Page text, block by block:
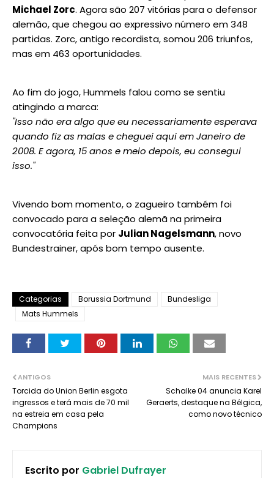
Michael Zorc. Agora são 207 vitórias para o defensor
alemão, que chegou ao expressivo número em 348
partidas. Zorc, antigo recordista, somou 206 triunfos,
mas em 463 oportunidades.
Ao fim do jogo, Hummels falou como se sentiu
atingindo a marca:
"Isso não era algo que eu necessariamente esperava
quando fiz as malas e cheguei aqui em Janeiro de
2008. E agora, 15 anos e meio depois, eu consegui
isso."
Vivendo bom momento, o zagueiro também foi
convocado para a seleção alemã na primeira
convocatória feita por Julian Nagelsmann, novo
Bundestrainer, após bom tempo ausente.
Categorias Borussia Dortmund
Bundesliga
Mats Hummels
MAIS RECENTES
Schalke 04 anuncia Karel
Geraerts, destaque na Bélgica,
como novo técnico
ANTIGOS
Torcida do Union Berlin esgota
ingressos e terá mais de 70 mil
na estreia em casa pela
Champions
Escrito por Gabriel Dufrayer